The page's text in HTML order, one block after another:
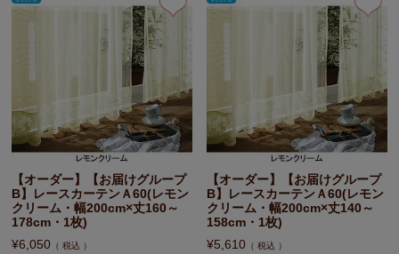
【オーダー】【お届けグループ
B】レースカーテンＡ60(レモン
クリーム・幅200cm×丈160～
178cm・1枚)
¥6,050 税込
【オーダー】【お届けグループ
B】レースカーテンＡ60(レモン
クリーム・幅200cm×丈140～
158cm・1枚)
¥5,610 税込